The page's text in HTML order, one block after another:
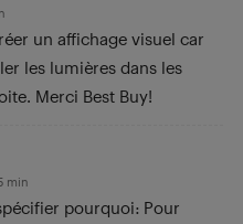
un affichage visuel car
les lumières dans les
Merci Best Buy!
min
pourquoi: Pour